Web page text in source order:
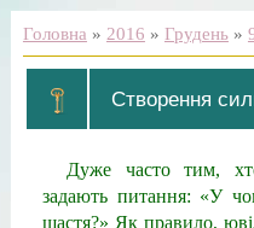
Головна » 2016 » Грудень »
Створення
Дуже часто тим, хто
задають питання: «У
щастя?» Як правило,